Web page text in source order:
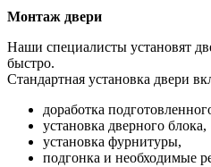
Монтаж двери
Наши специалисты установят
быстро.
Стандартная установка двери
доработка
установка дверного блока,
установка фурнитуры,
подгонка и необходимые